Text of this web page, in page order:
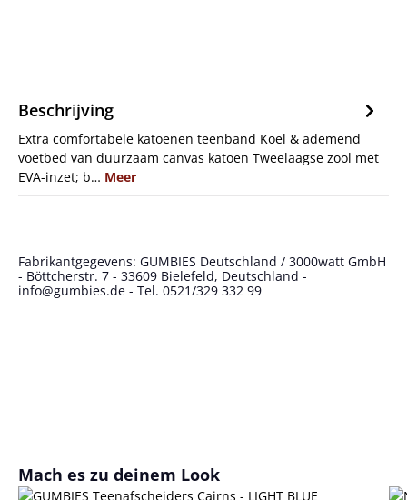
Beschrijving
Extra comfortabele katoenen teenband Koel & ademend
voetbed van duurzaam canvas katoen Tweelaagse zool met
EVA-inzet; b… Meer
Fabrikantgegevens: GUMBIES Deutschland / 3000watt GmbH
- Böttcherstr. 7 - 33609 Bielefeld, Deutschland -
info@gumbies.de - Tel. 0521/329 332 99
Productgalerij overslaan
Mach es zu deinem Look